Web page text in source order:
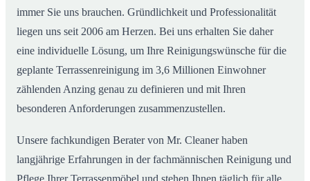
immer Sie uns brauchen. Gründlichkeit und Professionalität
liegen uns seit 2006 am Herzen. Bei uns erhalten Sie daher
eine individuelle Lösung, um Ihre Reinigungswünsche für die
geplante Terrassenreinigung im 3,6 Millionen Einwohner
zählenden Anzing genau zu definieren und mit Ihren
besonderen Anforderungen zusammenzustellen.
Unsere fachkundigen Berater von Mr. Cleaner haben
langjährige Erfahrungen in der fachmännischen Reinigung und